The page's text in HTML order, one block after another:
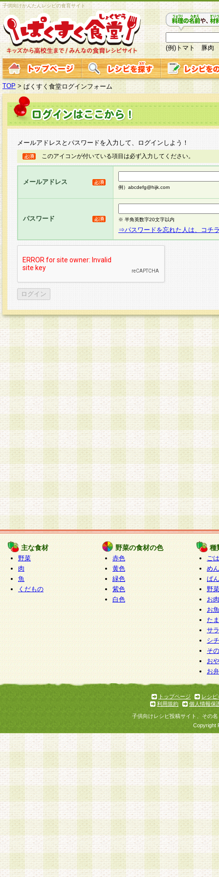
子供向けかんたんレシピの食育サイト
(例)トマト 豚肉
TOP > ぱくすく食堂ログインフォーム
メールアドレスとパスワードを入力して、ログインしよう！
このアイコンが付いている項目は必ず入力してください。
メールアドレス
例）abcdefg@hijk.com
パスワード ※ 半角英数字20文字以内
⇒パスワードを忘れた人は、コチ
主な食材
野菜
肉
魚
くだもの
野菜の食材の色
赤色
黄色
緑色
紫色
白色
種
ご
めん
ぱん
野
お
お
た
サ
シ
そ
お
お
トップページ
レシピ
利用規約
個人情報保
子供向けレシピ投稿サイト、その
Copyright